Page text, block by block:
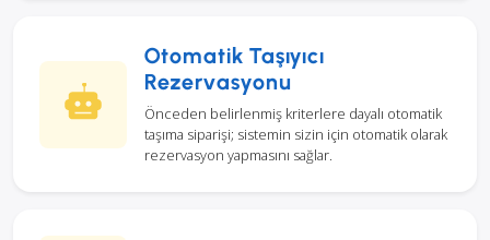
Otomatik Taşıyıcı
Rezervasyonu
Önceden belirlenmiş kriterlere dayalı otomatik
taşıma siparişi; sistemin sizin için otomatik olarak
rezervasyon yapmasını sağlar.